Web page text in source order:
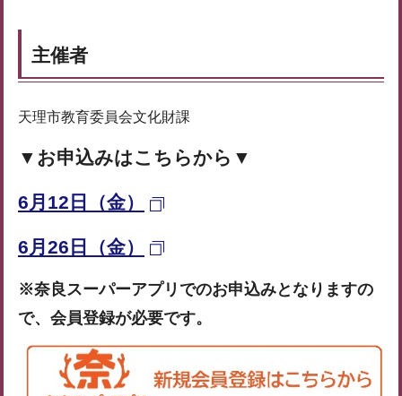
主催者
天理市教育委員会文化財課
▼お申込みはこちらから▼
6月12日（金）
6月26日（金）
※奈良スーパーアプリでのお申込みとなりますの
で、会員登録が必要です。